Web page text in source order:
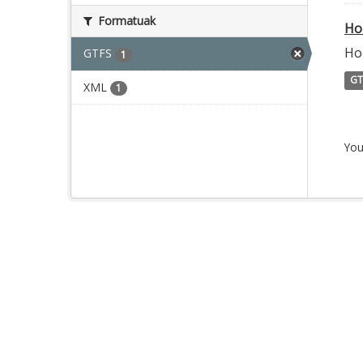
Formatuak
GTFS 1
XML 1